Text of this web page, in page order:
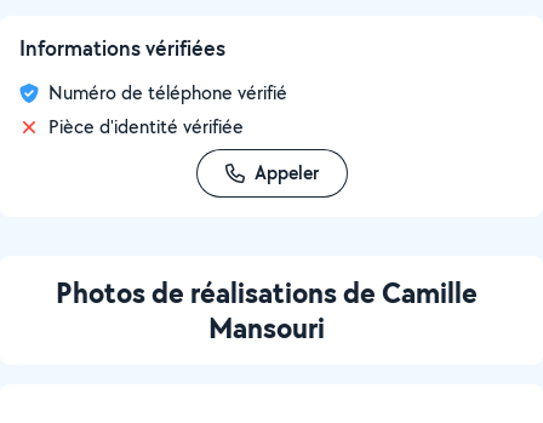
Informations vérifiées
Numéro de téléphone vérifié
Pièce d'identité vérifiée
Appeler
Photos de réalisations de Camille
Mansouri